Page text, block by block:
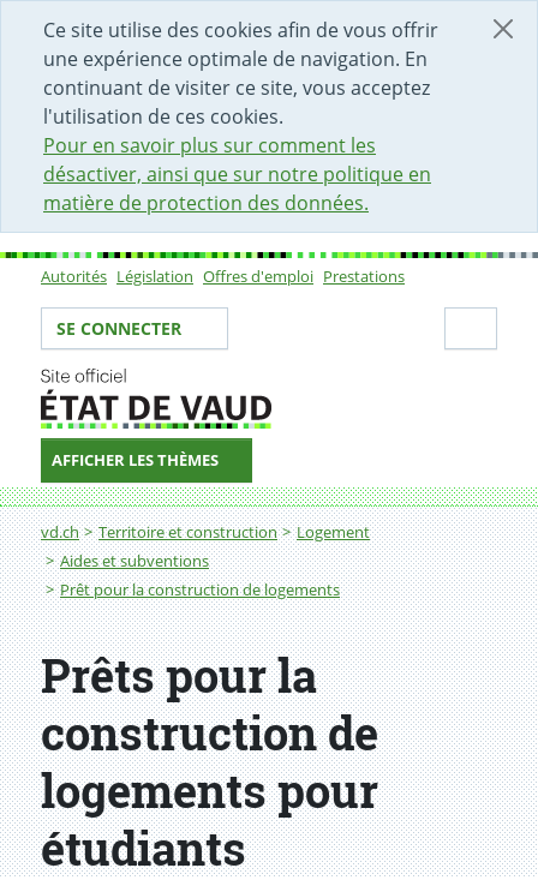
Ce site utilise des cookies afin de vous offrir
une expérience optimale de navigation. En
continuant de visiter ce site, vous acceptez
l'utilisation de ces cookies.
Pour en savoir plus sur comment les
désactiver, ainsi que sur notre politique en
matière de protection des données.
DÉBUT DU CONTENU DE LA PAGE
ACCÈS AU CHAMP DE RECHERCHE
PAGE D'ACCUEIL
FORMULAIRE DE CONTACT
Sous-navigation
Autorités Législation Offres d'emploi Prestations
Votre identité
SE CONNECTER
AFFICHER LES THÈMES
Fil d'Ariane
vd.ch Territoire et construction
Logement
Aides et subventions
Prêt pour la construction de logements
Logement pour étudiants
Prêts pour la
construction de
logements pour
étudiants